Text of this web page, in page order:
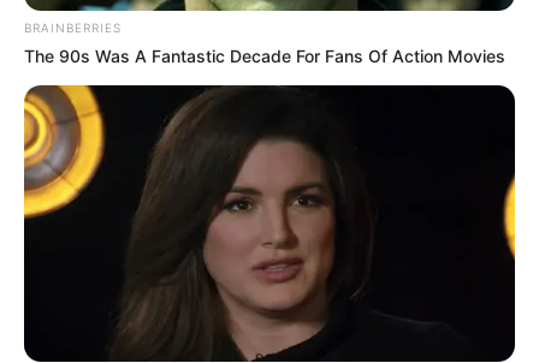
BRAINBERRIES
The 90s Was A Fantastic Decade For Fans Of Action Movies